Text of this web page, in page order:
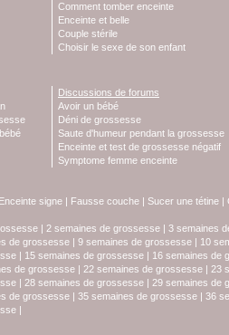
Comment tomber enceinte
Enceinte et belle
Couple stérile
Choisir le sexe de son enfant
Discussions de forums
Avoir un bébé
Déni de grossesse
Saute d'humeur pendant la grossesse
Enceinte et test de grossesse négatif
Symptome femme enceinte
Enceinte signe | Fausse couche | Sucer une tétine |
| 2 semaines de grossesse | 3 semaines
de grossesse | 9 semaines de grossesse | 10
| 15 semaines de grossesse | 16 semaines de
de grossesse | 22 semaines de grossesse | 23
| 28 semaines de grossesse | 29 semaines de
de grossesse | 35 semaines de grossesse | 36
|